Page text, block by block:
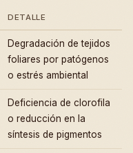
DETALLE
Degradación de tejidos
foliares por patógenos
o estrés ambiental
Deficiencia de clorofila
o reducción en la
síntesis de pigmentos